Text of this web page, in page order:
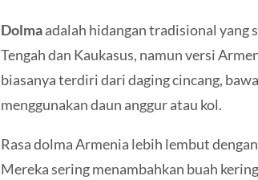
Dolmaadalah hidangan tradisional yang
Tengah dan Kaukasus, namun versi
biasanya terdiri dari daging cincang,
menggunakan daun anggur atau kol.
Rasa dolma Armenia lebih lembut
Mereka sering menambahkan buah